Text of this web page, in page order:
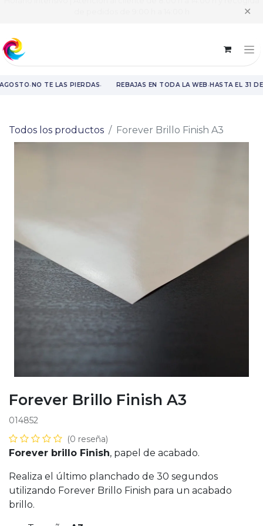
✕
·NO TE LAS PIERDAS· REBAJAS EN TODA LA WEB·HASTA EL 31 DE
Todos los productos Forever Brillo Finish A3
Forever Brillo Finish A3
014852
(0 reseña)
Forever brillo Finish, papel de acabado.
Realiza el último planchado de 30 segundos
utilizando Forever Brillo Finish para un acabado
brillo.